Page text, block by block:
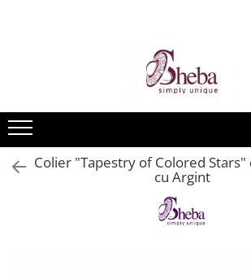
Colier "Tapestry of Colored
cu Argint